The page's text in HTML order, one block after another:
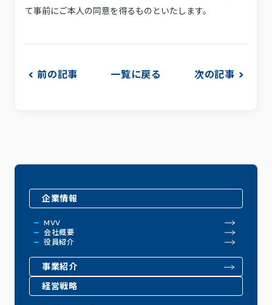
て事前にご本人の同意を得るものといたします。
一覧に戻る
前の記事 次の記事
企業情報
MVV
会社概要
役員紹介
事業紹介
経営戦略